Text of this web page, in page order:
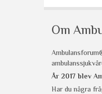
Om
År 2017 blev
Har du några